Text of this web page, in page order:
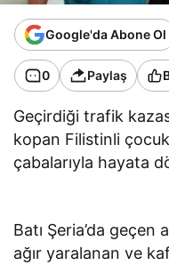
Google'da Abone Ol
0 Paylaş
Geçirdiği trafik
kopan Filistinli
çabalarıyla hayata
Batı Şeria’da geçen
ağır yaralanan ve